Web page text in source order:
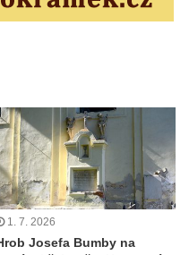
v
tábora na
nad Nisou
1. 7. 2026
Josefa Bumby na